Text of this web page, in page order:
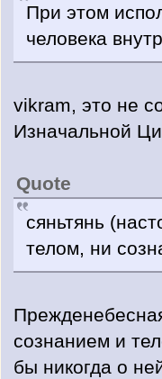
При этом
человека
vikram, это не
Изначальной
Quote
сяньтянь
телом, ни
сознанием и
бы никогда о